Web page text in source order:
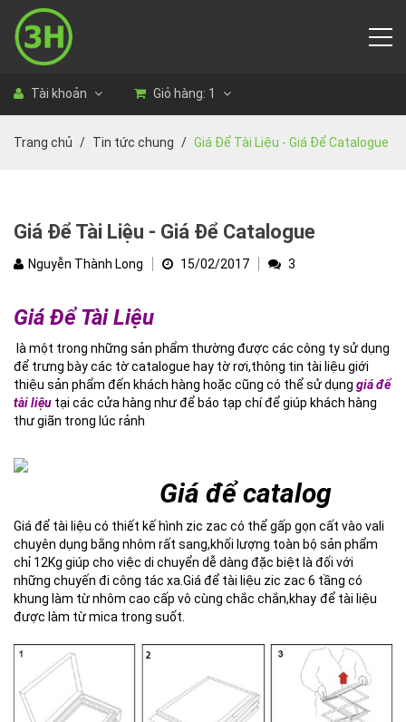
Tài khoản Giỏ hàng: 1
Trang chủ Tin tức chung Giá Để Tài Liệu - Giá Để Catalogue
Giá Để Tài Liệu - Giá Để Catalogue
Nguyễn Thành Long 15/02/2017 3
Giá Để Tài Liệu
là một trong những sản phẩm thường được các công ty sử dụng
để trưng bày các tờ catalogue hay tờ rơi,thông tin tài liệu giới
thiệu sản phẩm đến khách hàng hoặc cũng có thể sử dụng giá để
tài liệu tại các cửa hàng như để báo tạp chí để giúp khách hàng
thư giãn trong lúc rảnh
Giá để catalog
Giá để tài liệu có thiết kế hình zic zac có thể gấp gọn cất vào vali
chuyên dụng bằng nhôm rất sang,khối lượng toàn bộ sản phẩm
chỉ 12Kg giúp cho việc di chuyển dễ dàng đặc biệt là đối với
những chuyến đi công tác xa.Giá để tài liệu zic zac 6 tầng có
khung làm từ nhôm cao cấp vô cùng chắc chắn,khay để tài liệu
được làm từ mica trong suốt.